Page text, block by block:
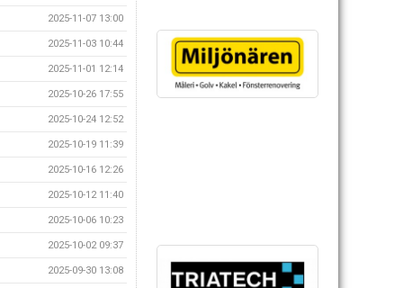
2025-11-07 13:00
2025-11-03 10:44
2025-11-01 12:14
2025-10-26 17:55
2025-10-24 12:52
2025-10-19 11:39
2025-10-16 12:26
2025-10-12 11:40
2025-10-06 10:23
2025-10-02 09:37
2025-09-30 13:08